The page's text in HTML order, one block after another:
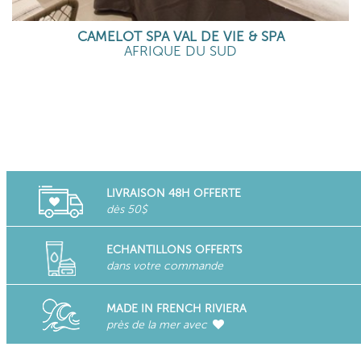
CAMELOT SPA VAL DE VIE & SPA
AFRIQUE DU SUD
LIVRAISON 48H OFFERTE
dès 50$
ECHANTILLONS OFFERTS
dans votre commande
MADE IN FRENCH RIVIERA
près de la mer avec